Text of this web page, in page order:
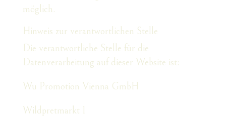
möglich.
Hinweis zur verantwortlichen Stelle
Die verantwortliche Stelle für die
Datenverarbeitung auf dieser Website ist:
Wu Promotion Vienna GmbH
Wildpretmarkt 1